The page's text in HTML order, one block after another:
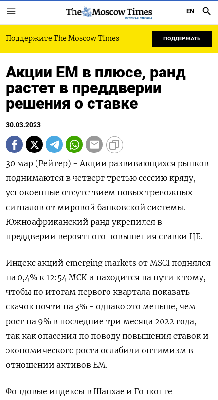
РУССКАЯ СЛУЖБА
EN
Поддержите The Moscow Times ПОДДЕРЖАТЬ
Акции ЕМ в плюсе, ранд
растет в преддверии
решения о ставке
30.03.2023
30 мар (Рейтер) - Акции развивающихся рынков
поднимаются в четверг третью сессию кряду,
успокоенные отсутствием новых тревожных
сигналов от мировой банковской системы.
Южноафриканский ранд укрепился в
преддверии вероятного повышения ставки ЦБ.
Индекс акций emerging markets от MSCI поднялся
на 0,4% к 12:54 МСК и находится на пути к тому,
чтобы по итогам первого квартала показать
скачок почти на 3% - однако это меньше, чем
рост на 9% в последние три месяца 2022 года,
так как опасения по поводу повышения ставок и
экономического роста ослабили оптимизм в
отношении активов ЕМ.
Фондовые индексы в Шанхае и Гонконге